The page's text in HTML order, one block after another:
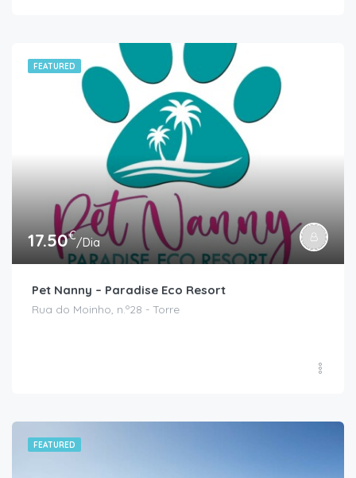
FEATURED
17.50€/Dia
Pet Nanny – Paradise Eco Resort
Rua do Moinho, n.º28 - Torre
FEATURED